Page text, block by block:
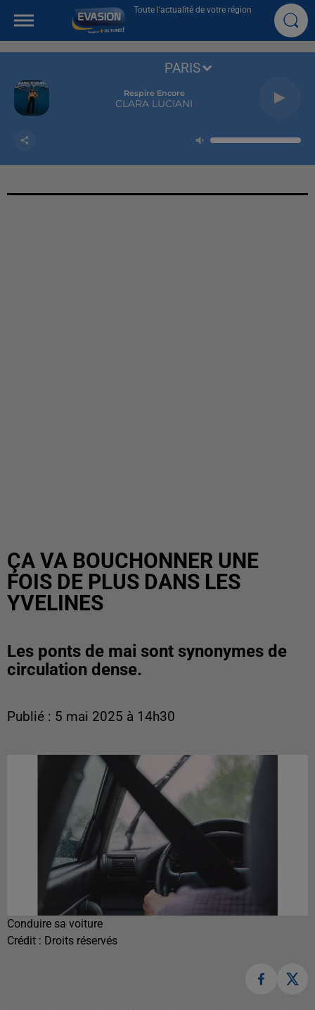
Toute l'actualité de votre région
Respire Encore
CLARA LUCIANI
PARIS
ÇA VA BOUCHONNER UNE
FOIS DE PLUS DANS LES
YVELINES
Les ponts de mai sont synonymes de
circulation dense.
Publié : 5 mai 2025 à 14h30
Conduire sa voiture
Crédit : Droits réservés